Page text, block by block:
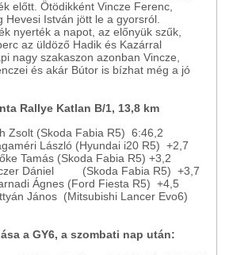
előtt. Ötödikként Vincze Ferenc,
Hevesi István jött le a gyorsról.
nyerték a napot, az előnyük szűk,
az üldöző Hadik és Kazárral
nagy szakaszon azonban Vincze,
és akár Bútor is bízhat még a jó
Rallye Katlan B/1, 13,8 km
Zsolt (Skoda Fabia R5) 6:46,2
László (Hyundai i20 R5) +2,7
Tamás (Skoda Fabia R5) +3,2
Dániel (Skoda Fabia R5) +3,7
Ágnes (Ford Fiesta R5) +4,5
János (Mitsubishi Lancer Evo6)
a GY6, a szombati nap után: